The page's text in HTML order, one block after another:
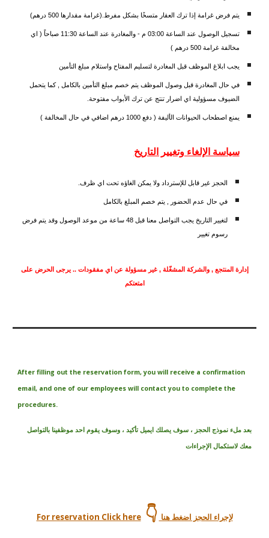
يتم فرض غرامة إذا ترك العقار متسخًا بشكل مفرط.(غرامة مقدارها 500 درهم)
تسجيل الوصول عند الساعة 03:00 م - والمغادرة عند الساعة 11:30 صباحاً ( اي
مخالفة غرامة 500 درهم )
يجب ابلاغ الموظف قبل المغادرة لتسليم المفتاح واستلام مبلغ التأمين
في حال المغادرة قبل وصول الموظف يتم خصم مبلغ التأمين بالكامل , كما يتحمل
الضيوف مسؤولية اي اضرار تنتج عن ترك الأبواب مفتوحة.
يمنع اصطحاب الحيوانات الأليفة ( دفع 1000 درهم اضافي في حال المخالفة )
سياسة الإلغاء وتغيير التاريخ
الحجز غير قابل للإسترداد ولا يمكن الغاؤه تحت اي ظرف.
في حال عدم الحضور , يتم خصم المبلغ بالكامل
لتغيير التاريخ يجب التواصل معنا قبل 48 ساعة من موعد الوصول وقد يتم فرض
رسوم تغيير
إدارة المنتجع , والشركة المشغّلة , غير مسؤولة عن اي مفقودات .. يرجى الحرض على
امتعتكم
After filling out the reservation form, you will receive a confirmation
email, and one of our employees will contact you to complete the
procedures.
بعد ملء نموذج الحجز ، سوف يصلك ايميل تأكيد ، وسوف يقوم احد موظفينا بالتواصل
معك لاستكمال الإجراءات
لإجراء الحجز اضغط هنا 👇
For reservation Click here